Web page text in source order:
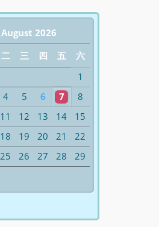
August 2026
二 三 四 五
六
1
4 5 6 7
8
11 12 13 14
15
18 19 20 21
22
25 26 27 28
29